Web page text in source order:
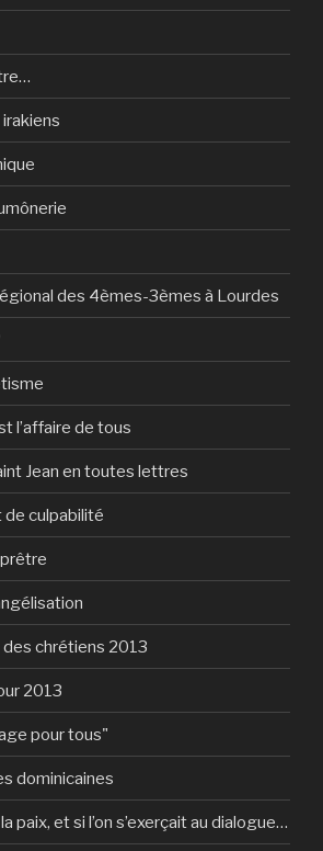
des 4èmes-3èmes à Lourdes
l’affaire de tous
Jean en toutes lettres
de culpabilité
des chrétiens 2013
2013
pour tous"
dominicaines
paix, et si l’on s’exerçait au dialogue…